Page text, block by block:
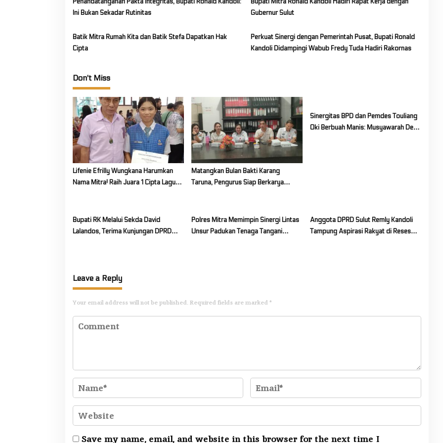
n
Ini Bukan Sekadar Rutinitas
Gubernur Sulut
Batik Mitra Rumah Kita dan Batik Stefa Dapatkan Hak
Cipta
Perkuat Sinergi dengan Pemerintah Pusat, Bupati Ronald
Kandoli Didampingi Wabub Fredy Tuda Hadiri Rakornas
Don't Miss
Lifenie Efrilly Wungkana Harumkan
Nama Mitra! Raih Juara 1 Cipta Lagu
Matangkan Bulan Bakti Karang
Taruna, Pengurus Siap Berkarya
Sinergitas BPD dan Pemdes Touliang
Oki Berbuah Manis: Musyawarah Desa
Bupati RK Melalui Sekda David
Lalandos, Terima Kunjungan DPRD
Polres Mitra Memimpin Sinergi Lintas
Unsur Padukan Tenaga Tangani
Anggota DPRD Sulut Remly Kandoli
Tampung Aspirasi Rakyat di Reses
Leave a Reply
Your email address will not be published. Required fields are marked *
Save my name, email, and website in this browser for the next time I